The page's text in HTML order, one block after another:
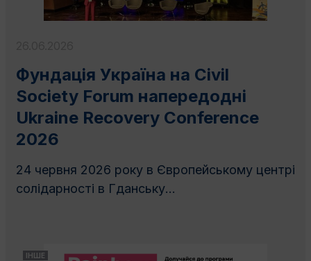
Фундація Україна на Civil
Society Forum напередодні
Ukraine Recovery Conference
2026
24 червня 2026 року в Європейському центрі
солідарності в Гданську...
ІНШЕ